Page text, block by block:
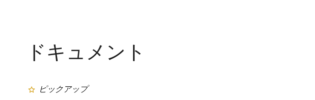
プロセッサまたは同等のプロセッサ搭載
システムRAM 8GB以上
USB2.0以上のポート x 2
ドキュメント
ピックアップ